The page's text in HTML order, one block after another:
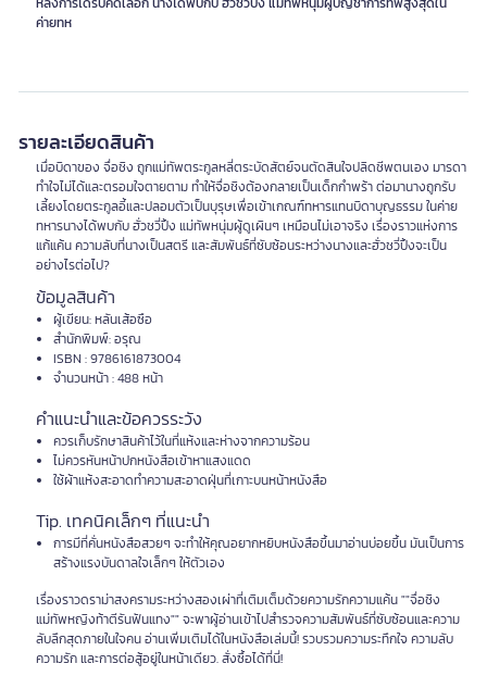
ค่ายทห
รายละเอียดสินค้า
เมื่อบิดาของ จื่อชิง ถูกแม่ทัพตระกูลหลี่ตระบัดสัตย์จนตัดสินใจปลิดชีพตนเอง มารดา
ทำใจไม่ได้และตรอมใจตายตาม ทำให้จื่อชิงต้องกลายเป็นเด็กกำพร้า ต่อมานางถูกรับ
เลี้ยงโดยตระกูลอี้และปลอมตัวเป็นบุรุษเพื่อเข้าเกณฑ์ทหารแทนบิดาบุญธรรม ในค่าย
ทหารนางได้พบกับ ฮั่วชวี่ปิ้ง แม่ทัพหนุ่มผู้ดูเผินๆ เหมือนไม่เอาจริง เรื่องราวแห่งการ
แก้แค้น ความลับที่นางเป็นสตรี และสัมพันธ์ที่ซับซ้อนระหว่างนางและฮั่วชวี่ปิ้งจะเป็น
อย่างไรต่อไป?
ข้อมูลสินค้า
ผู้เขียน: หลันเส้อซือ
สำนักพิมพ์: อรุณ
ISBN : 9786161873004
จำนวนหน้า : 488 หน้า
คำแนะนำและข้อควรระวัง
ควรเก็บรักษาสินค้าไว้ในที่แห้งและห่างจากความร้อน
ไม่ควรหันหน้าปกหนังสือเข้าหาแสงแดด
ใช้ผ้าแห้งสะอาดทำความสะอาดฝุ่นที่เกาะบนหน้าหนังสือ
Tip. เทคนิคเล็กๆ ที่แนะนำ
การมีที่คั่นหนังสือสวยๆ จะทำให้คุณอยากหยิบหนังสือขึ้นมาอ่านบ่อยขึ้น มันเป็นการ
สร้างแรงบันดาลใจเล็กๆ ให้ตัวเอง
เรื่องราวดราม่าสงครามระหว่างสองเผ่าที่เติมเต็มด้วยความรักความแค้น ""จื่อชิง
แม่ทัพหญิงท้าตีรันฟันแทง"" จะพาผู้อ่านเข้าไปสำรวจความสัมพันธ์ที่ซับซ้อนและความ
ลับลึกสุดภายในใจคน อ่านเพิ่มเติมได้ในหนังสือเล่มนี้! รวบรวมความระทึกใจ ความลับ
ความรัก และการต่อสู้อยู่ในหน้าเดียว. สั่งซื้อได้ที่นี่!